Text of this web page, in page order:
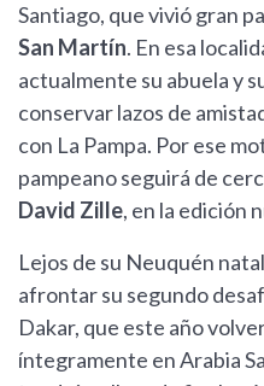
Santiago, que vivió gran
San Martín. En esa
actualmente su abuela y
conservar lazos de
con La Pampa. Por ese
pampeano seguirá de
David Zille, en la edición
Lejos de su Neuquén
afrontar su segundo
Dakar, que este año
íntegramente en Arabia